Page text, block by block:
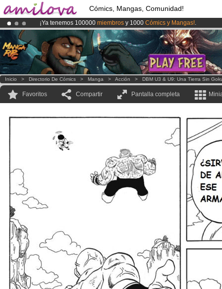
Cómics, Mangas, Comunidad!
¡Ya tenemos 100000 miembros y 1000 Cómics y Mangas!.
¡El Kickstarter Amilova está desormado lanzado!.
¡Conviertete en Premium por3.95 euros al mes!Hazte Premium ya
Inicio > Directorio De Cómics > Manga > Acción > DBM U3 & U9: Una Tierra Sin
Favoritos Compartir Pantalla completa